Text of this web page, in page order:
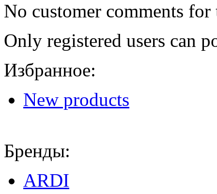
No customer comments for
Only registered users can
Избранное:
New products
Бренды:
ARDI